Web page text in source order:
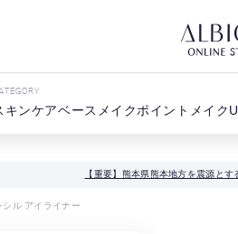
キンケアベースメイクポイントメイク
【重要】熊本県熊本地方を震源と
シル アイライナー